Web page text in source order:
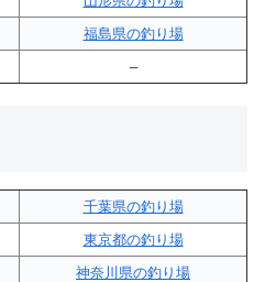
福島県の釣り場
–
千葉県の釣り場
東京都の釣り場
神奈川県の釣り場